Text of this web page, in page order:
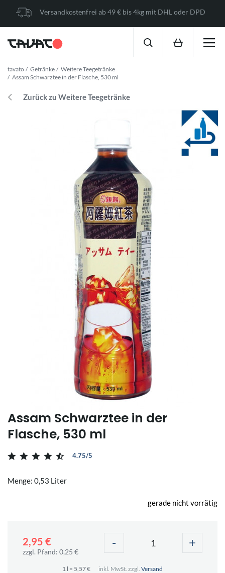
Versandkostenfrei ab 49 € bis 4kg mit DHL oder DPD
tavato Getränke
Weitere Teegetränke
Assam Schwarztee in der Flasche, 530 ml
Zurück zu Weitere Teegetränke
Assam Schwarztee in der
Flasche, 530 ml
4.75/5
Menge: 0,53 Liter
gerade nicht vorrätig
2,95 €
zzgl. Pfand: 0,25 €
- +
1 l = 5,57 € inkl. MwSt. zzgl. Versand